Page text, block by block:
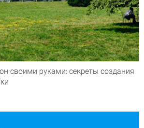
своими руками: секреты создания